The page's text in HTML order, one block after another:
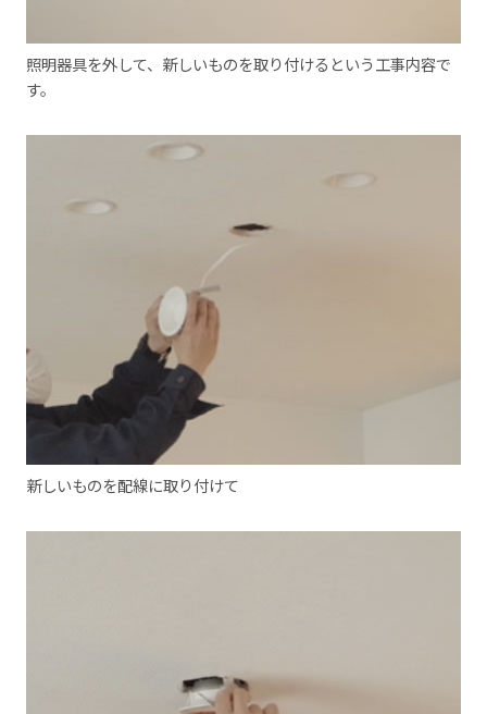
照明器具を外して、新しいものを取り付けるという工事内容で
す。
新しいものを配線に取り付けて